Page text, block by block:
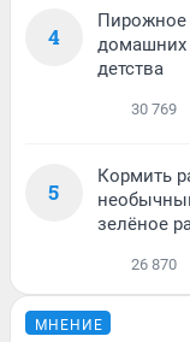
4
Пирожное
домашних
детства
30 769
5
Кормить
зелёное
26 870
МНЕНИЕ